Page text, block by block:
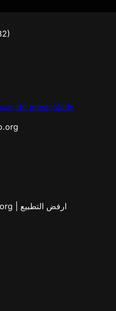
de privacidade
© 2026 marovatto.org | ارفض التطبيع